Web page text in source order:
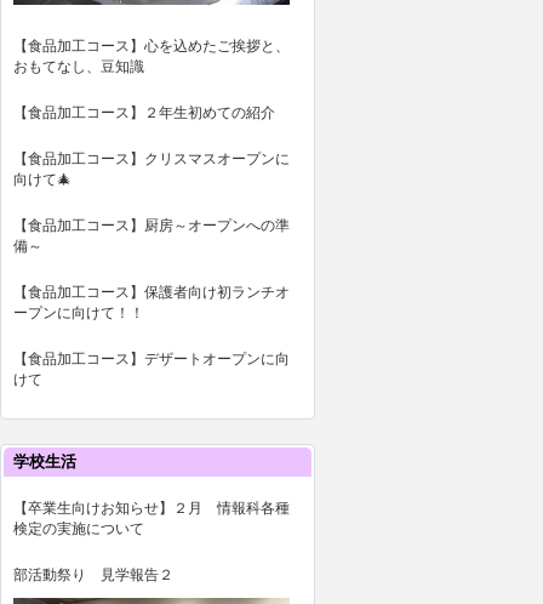
【食品加工コース】心を込めたご挨拶と、
おもてなし、豆知識
【食品加工コース】２年生初めての紹介
【食品加工コース】クリスマスオープンに
向けて🎄
【食品加工コース】厨房～オープンへの準
備～
【食品加工コース】保護者向け初ランチオ
ープンに向けて！！
【食品加工コース】デザートオープンに向
けて
学校生活
【卒業生向けお知らせ】２月 情報科各種
検定の実施について
部活動祭り 見学報告２